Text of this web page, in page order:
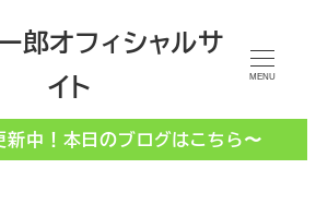
郎オフィシャルサ
イト
MENU
新中！本日のブログはこちら〜